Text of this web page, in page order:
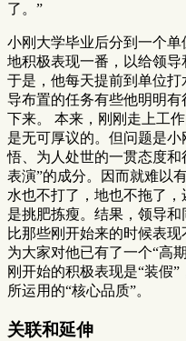
了。”
小刚大学毕业后分到一个
地积极表现一番，以给领导
于是，他每天提前到单位
导布置的任务有些他明明
下来。 本来，刚刚走上工
是无可厚议的。但问题是
悟、为人处世的一贯态度
表演”的成分。因而就难以
水也不打了，地也不拖了
是挑肥拣瘦。结果，领导
比那些刚开始来的时候表
为大家对他已有了一个“高
刚开始的积极表现是“装假”
所运用的“核心品质”。
关联和延伸